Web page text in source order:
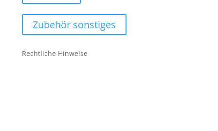
Zubehör sonstiges
Rechtliche Hinweise